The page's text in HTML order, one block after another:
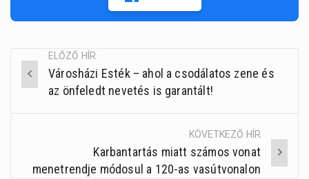
Post
navigation
ELŐZŐ HÍR
Városházi Esték – ahol a csodálatos zene és
az önfeledt nevetés is garantált!
KÖVETKEZŐ HÍR
Karbantartás miatt számos vonat
menetrendje módosul a 120-as vasútvonalon